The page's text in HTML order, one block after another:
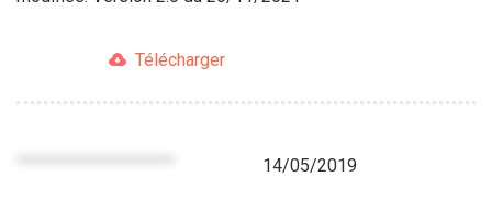
Télécharger
14/05/2019